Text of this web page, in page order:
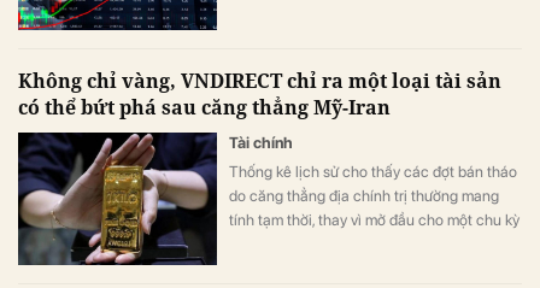
Không chỉ vàng, VNDIRECT chỉ ra một loại tài sản
có thể bứt phá sau căng thẳng Mỹ-Iran
Tài chính
Thống kê lịch sử cho thấy các đợt bán tháo
do căng thẳng địa chính trị thường mang
tính tạm thời, thay vì mở đầu cho một chu kỳ